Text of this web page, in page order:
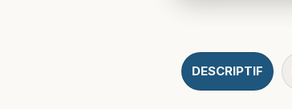
DESCRIPTIF